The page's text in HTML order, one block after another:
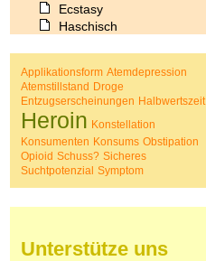
Ecstasy
Haschisch
Koffein
Kokain
Lachgas
LSD
Marihuana
Medikamente
Meskalin
Muskatnuss
Applikationsform Atemdepression
Atemstillstand Droge
Entzugserscheinungen Halbwertszeit
Heroin Konstellation
Konsumenten Konsums Obstipation
Opioid Schuss? Sicheres
Suchtpotenzial Symptom
Unterstütze uns